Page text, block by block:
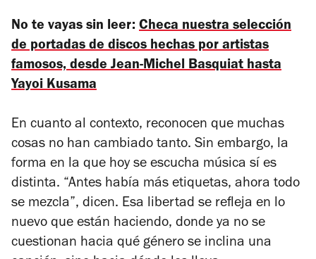
No te vayas sin leer: Checa nuestra selección
de portadas de discos hechas por artistas
famosos, desde Jean-Michel Basquiat hasta
Yayoi Kusama
En cuanto al contexto, reconocen que muchas
cosas no han cambiado tanto. Sin embargo, la
forma en la que hoy se escucha música sí es
distinta. “Antes había más etiquetas, ahora todo
se mezcla”, dicen. Esa libertad se refleja en lo
nuevo que están haciendo, donde ya no se
cuestionan hacia qué género se inclina una